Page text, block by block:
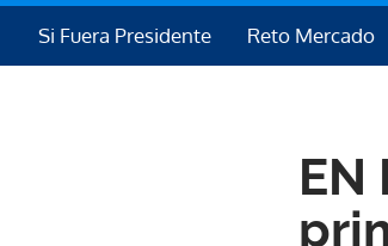
Si Fuera Presidente Reto Mercado
EN